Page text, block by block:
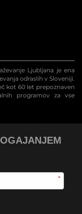
Ljubljana je ena
odraslih v Sloveniji.
kot 60 let prepoznaven
programov za vse
*